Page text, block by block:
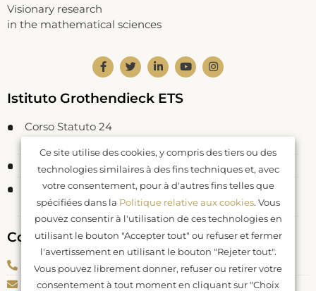
Visionary research
in the mathematical sciences
Istituto Grothendieck ETS
Corso Statuto 24
Code Fiscal: 93062550046
Inscrit à RUNTS rep. n. 26177
DDR Piemonte n. 577 del 04.04.2022
Contacts
Téléphone: +39 0174 082040
E-mail: info@igrothendieck.org
Ce site utilise des cookies, y compris des tiers ou des
technologies similaires à des fins techniques et, avec
votre consentement, pour à d'autres fins telles que
spécifiées dans la Politique relative aux cookies. Vous
pouvez consentir à l'utilisation de ces technologies en
utilisant le bouton "Accepter tout" ou refuser et fermer
l'avertissement en utilisant le bouton "Rejeter tout".
Vous pouvez librement donner, refuser ou retirer votre
consentement à tout moment en cliquant sur "Choix